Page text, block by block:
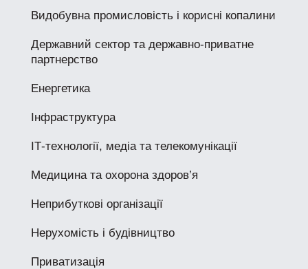
Видобувна промисловість і корисні копалини
Державний сектор та державно-приватне
партнерство
Енергетика
Інфраструктура
ІТ-технології, медіа та телекомунікації
Медицина та охорона здоров’я
Неприбуткові організації
Нерухомість і будівництво
Приватизація